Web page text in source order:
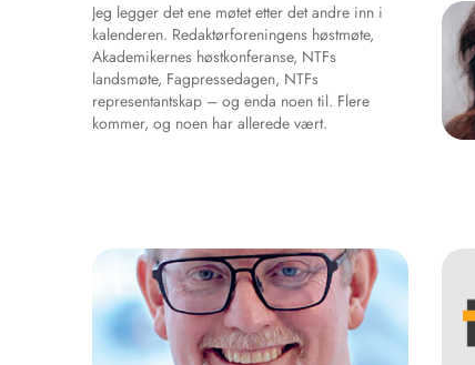
Jeg legger det ene møtet etter det andre inn i
kalenderen. Redaktørforeningens høstmøte,
Akademikernes høstkonferanse, NTFs
landsmøte, Fagpressedagen, NTFs
representantskap – og enda noen til. Flere
kommer, og noen har allerede vært.